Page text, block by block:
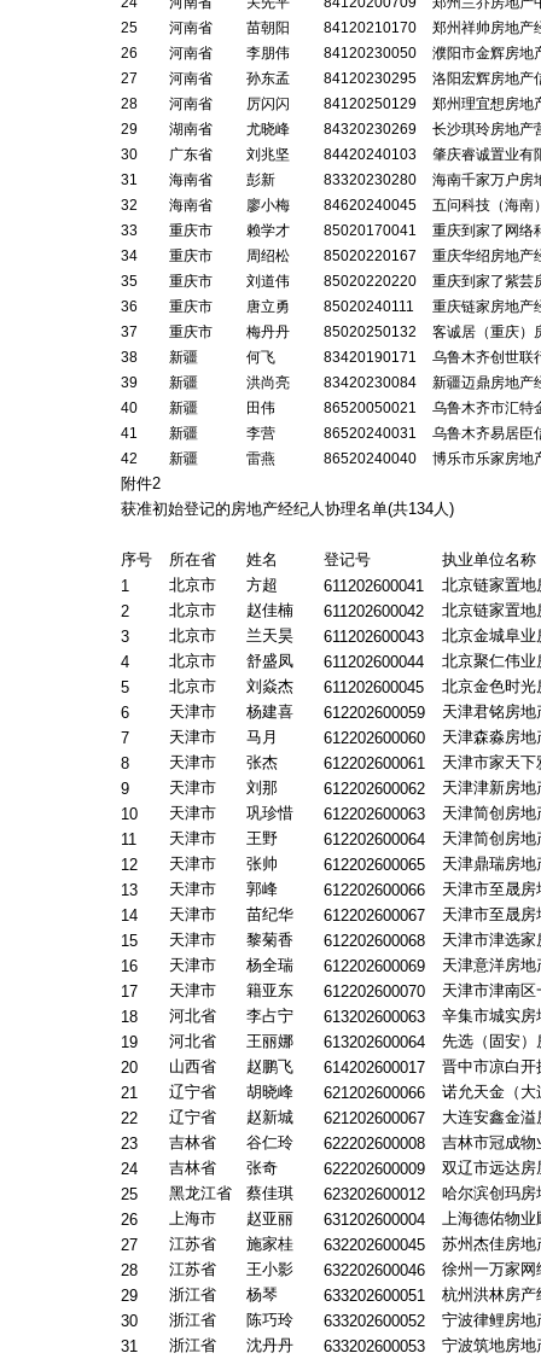
25
河南省 苗朝阳 84120210170
郑州祥帅房地产
26
河南省 李朋伟 84120230050
濮阳市金辉房地
27
河南省 孙东孟 84120230295
洛阳宏辉房地产
28
河南省 厉闪闪 84120250129
郑州理宜想房地
29
湖南省 尤晓峰 84320230269
长沙琪玲房地产
30
广东省 刘兆坚 84420240103
肇庆睿诚置业有
31
海南省 彭新 83320230280
海南千家万户房
32
海南省 廖小梅 84620240045
五问科技（海南
33
重庆市 赖学才 85020170041
重庆到家了网络
34
重庆市 周绍松 85020220167
重庆华绍房地产
35
重庆市 刘道伟 85020220220
重庆到家了紫芸
36
重庆市 唐立勇 85020240111
重庆链家房地产
37
重庆市 梅丹丹 85020250132
客诚居（重庆）
38
新疆 何飞 83420190171
乌鲁木齐创世联
39
新疆 洪尚亮 83420230084
新疆迈鼎房地产
40
新疆 田伟 86520050021
乌鲁木齐市汇特
41
新疆 李营 86520240031
乌鲁木齐易居臣
42
新疆 雷燕 86520240040 博乐市乐家房地
附件2
获准初始登记的房地产经纪人协理名单(共134人)
序号 所在省 姓名 登记号
执业单位名称
1
北京市 方超 611202600041
北京链家置地
2
北京市 赵佳楠 611202600042
北京链家置地
3
北京市 兰天昊 611202600043
北京金城阜业
4
北京市 舒盛凤 611202600044
北京聚仁伟业
5
北京市 刘焱杰 611202600045
北京金色时光
6
天津市 杨建喜 612202600059
天津君铭房
7
天津市 马月 612202600060
天津森淼房
8
天津市 张杰 612202600061
天津市家天
9
天津市 刘那 612202600062
天津津新房
10
天津市 巩珍惜 612202600063
天津简创房
11
天津市 王野 612202600064
天津简创房
12
天津市 张帅 612202600065
天津鼎瑞房
13
天津市 郭峰 612202600066
天津市至晟
14
天津市 苗纪华 612202600067
天津市至晟
15
天津市 黎菊香 612202600068
天津市津选
16
天津市 杨全瑞 612202600069
天津意洋房
17
天津市 籍亚东 612202600070
天津市津南
18
河北省 李占宁 613202600063
辛集市城实房
19
河北省 王丽娜 613202600064
先选（固安）
20
山西省 赵鹏飞 614202600017
晋中市凉白开
21
辽宁省 胡晓峰 621202600066
诺允天金（大
22
辽宁省 赵新城 621202600067
大连安鑫金
23
吉林省 谷仁玲 622202600008
吉林市冠成物
24
吉林省 张奇 622202600009
双辽市远达房
25
黑龙江省 蔡佳琪 623202600012
哈尔滨创玛房
26
上海市 赵亚丽 631202600004
上海德佑物业
27
江苏省 施家桂 632202600045
苏州杰佳房地
28
江苏省 王小影 632202600046
徐州一万家网
29
浙江省 杨琴 633202600051
杭州洪林房产
30
浙江省 陈巧玲 633202600052
宁波律鲤房地
31
浙江省 沈丹丹 633202600053
宁波筑地房地